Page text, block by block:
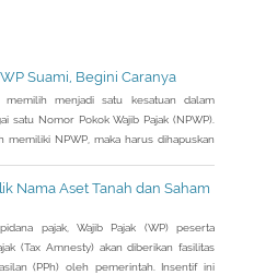
Suami, Begini Caranya
memilih menjadi satu kesatuan dalam
satu Nomor Pokok Wajib Pajak (NPWP).
memiliki NPWP, maka harus dihapuskan
Nama Aset Tanah dan Saham
pajak, Wajib Pajak (WP) peserta
(Tax Amnesty) akan diberikan fasilitas
(PPh) oleh pemerintah. Insentif ini